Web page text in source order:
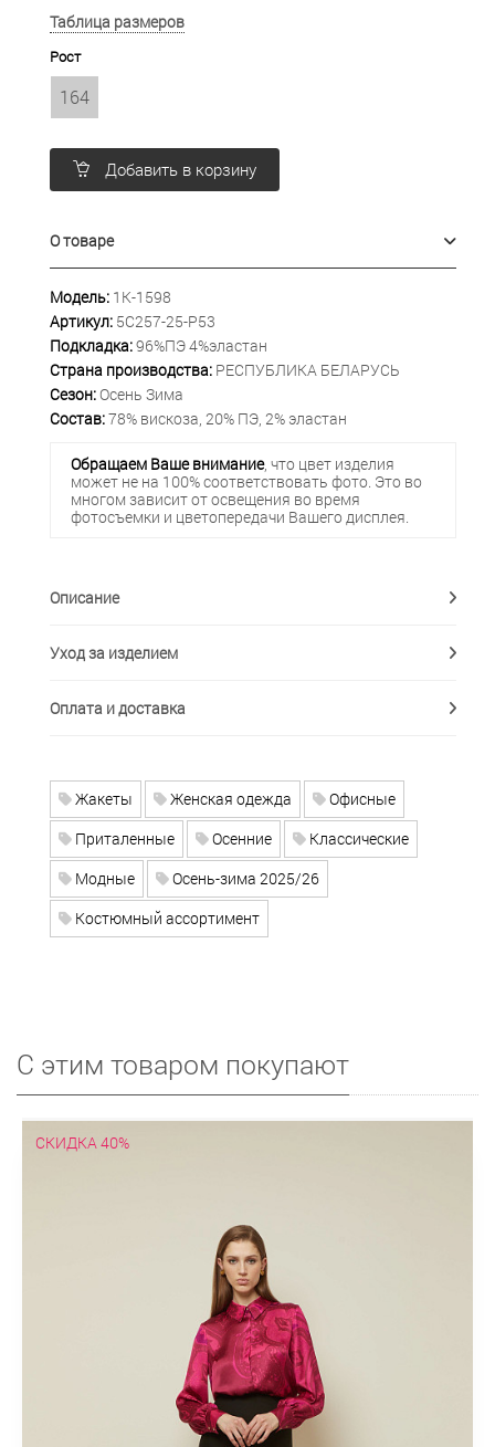
Таблица размеров
Рост
164
Добавить в корзину
О товаре
Модель: 1К-1598
Артикул: 5С257-25-Р53
Подкладка:96%ПЭ 4%эластан
Страна производства: РЕСПУБЛИКА БЕЛАРУСЬ
Сезон:Осень Зима
Состав:78% вискоза, 20% ПЭ, 2% эластан
Обращаем Ваше внимание, что цвет изделия
может не на 100% соответствовать фото. Это во
многом зависит от освещения во время
фотосъемки и цветопередачи Вашего дисплея.
Описание
Уход за изделием
Оплата и доставка
Жакеты Женская одежда
Офисные
Приталенные
Осенние
Классические
Модные
Осень-зима 2025/26
Костюмный ассортимент
С этим товаром покупают
СКИДКА 40%